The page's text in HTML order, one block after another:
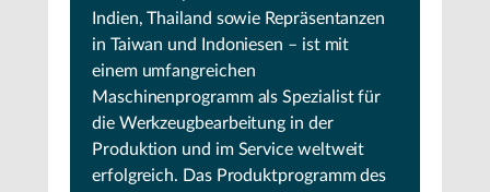
Indien, Thailand sowie Repräsentanzen
in Taiwan und Indoniesen – ist mit
einem umfangreichen
Maschinenprogramm als Spezialist für
die Werkzeugbearbeitung in der
Produktion und im Service weltweit
erfolgreich. Das Produktprogramm des